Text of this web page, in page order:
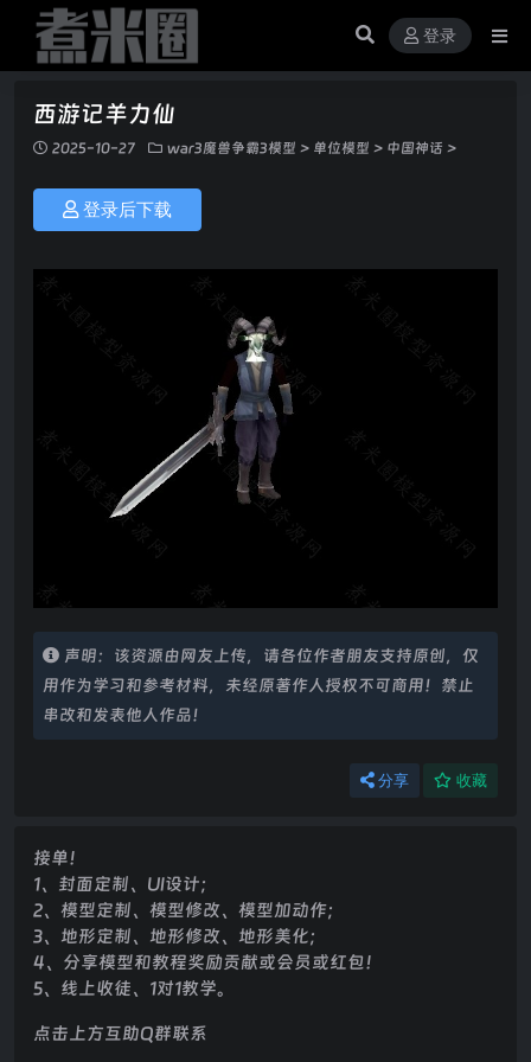
登录
西游记羊力仙
2025-10-27 war3魔兽争霸3模型 > 单位模型 > 中国神话 >
登录后下载
声明：该资源由网友上传，请各位作者朋友支持原创，仅
用作为学习和参考材料，未经原著作人授权不可商用！禁止
串改和发表他人作品！
分享 收藏
接单！
1、封面定制、UI设计；
2、模型定制、模型修改、模型加动作；
3、地形定制、地形修改、地形美化；
4、分享模型和教程奖励贡献或会员或红包！
5、线上收徒、1对1教学。
点击上方互助Q群联系